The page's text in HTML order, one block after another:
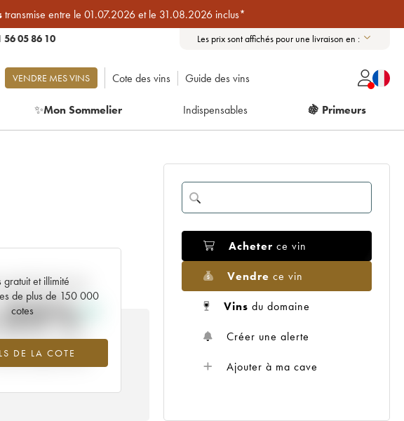
transmise entre le 01.07.2026 et le 31.08.2026 inclus*
56 05 86 10 Les prix sont affichés pour une livraison en :
VENDRE MES VINS Cote des vins Guide des vins
✨Mon Sommelier Indispensables 🍇 Primeurs
gratuit et illimité
de plus de 150 000
cotes
DE LA COTE
actuelle de la cote
la hausse du millésime
par rapport à 2025
Acheter ce vin
Vendre ce vin
Vins du domaine
Créer une alerte
Ajouter à ma cave